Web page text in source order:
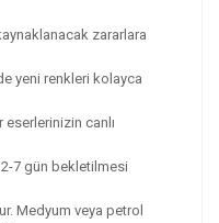
zararlara
yeni renkleri kolayca
eserlerinizin canlı
7 gün bekletilmesi
Medyum veya petrol